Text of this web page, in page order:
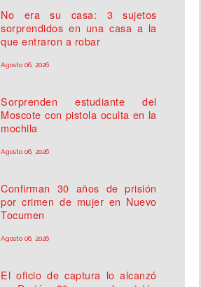
No era su casa: 3 sujetos
sorprendidos en una casa a la
que entraron a robar
Agosto 06, 2026
Sorprenden estudiante del
Moscote con pistola oculta en la
mochila
Agosto 06, 2026
Confirman 30 años de prisión
por crimen de mujer en Nuevo
Tocumen
Agosto 06, 2026
El oficio de captura lo alcanzó